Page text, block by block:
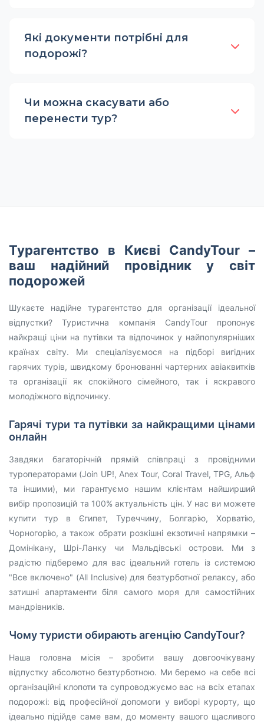
Які документи потрібні для
подорожі?
Чи можна скасувати або
перенести тур?
Турагентство в Києві CandyTour –
ваш надійний провідник у світ
подорожей
Шукаєте надійне турагентство для організації ідеальної
відпустки? Туристична компанія CandyTour пропонує
найкращі ціни на путівки та відпочинок у найпопулярніших
країнах світу. Ми спеціалізуємося на підборі вигідних
гарячих турів, швидкому бронюванні чартерних авіаквитків
та організації як спокійного сімейного, так і яскравого
молодіжного відпочинку.
Гарячі тури та путівки за найкращими цінами
онлайн
Завдяки багаторічній прямій співпраці з провідними
туроператорами (Join UP!, Anex Tour, Coral Travel, TPG, Альф
та іншими), ми гарантуємо нашим клієнтам найширший
вибір пропозицій та 100% актуальність цін. У нас ви можете
купити тур в Єгипет, Туреччину, Болгарію, Хорватію,
Чорногорію, а також обрати розкішні екзотичні напрямки –
Домінікану, Шрі-Ланку чи Мальдівські острови. Ми з
радістю підберемо для вас ідеальний готель із системою
"Все включено" (All Inclusive) для безтурботної релаксу, або
затишні апартаменти біля самого моря для самостійних
мандрівників.
Чому туристи обирають агенцію CandyTour?
Наша головна місія – зробити вашу довгоочікувану
відпустку абсолютно безтурботною. Ми беремо на себе всі
організаційні клопоти та супроводжуємо вас на всіх етапах
подорожі: від професійної допомоги у виборі курорту, що
ідеально підійде саме вам, до моменту вашого щасливого